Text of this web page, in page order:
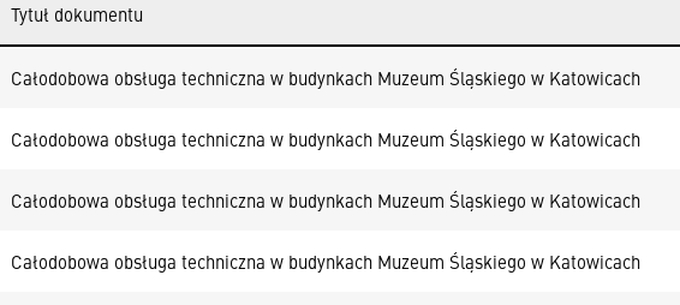
Tytuł dokumentu
Całodobowa obsługa techniczna w budynkach Muzeum Śląskiego w Katowicach
Całodobowa obsługa techniczna w budynkach Muzeum Śląskiego w Katowicach
Całodobowa obsługa techniczna w budynkach Muzeum Śląskiego w Katowicach
Całodobowa obsługa techniczna w budynkach Muzeum Śląskiego w Katowicach